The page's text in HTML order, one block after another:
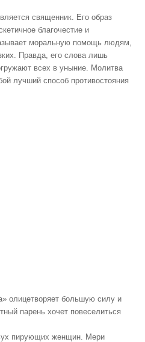
священник. Его образ
благочестие и
моральную помощь людям,
Правда, его слова лишь
всех в уныние. Молитва
лучший способ противостояния
олицетворяет большую силу и
парень хочет повеселиться
пирующих женщин. Мери